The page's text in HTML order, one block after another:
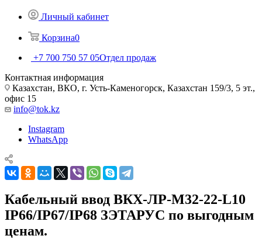
Личный кабинет
Корзина0
+7 700 750 57 05Отдел продаж
Контактная информация
Казахстан, ВКО, г. Усть-Каменогорск, Казахстан 159/3, 5 эт.,
офис 15
info@tok.kz
Instagram
WhatsApp
Кабельный ввод ВКХ-ЛР-М32-22-L10
IP66/IP67/IP68 ЗЭТАРУС по выгодным
ценам.